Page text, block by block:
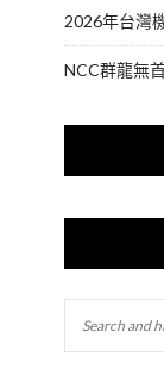
2026年台灣
NCC群龍無